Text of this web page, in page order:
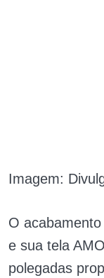
Imagem:
O
e sua tela
polegadas